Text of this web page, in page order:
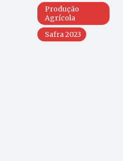
Produção
Agrícola
Safra 2023